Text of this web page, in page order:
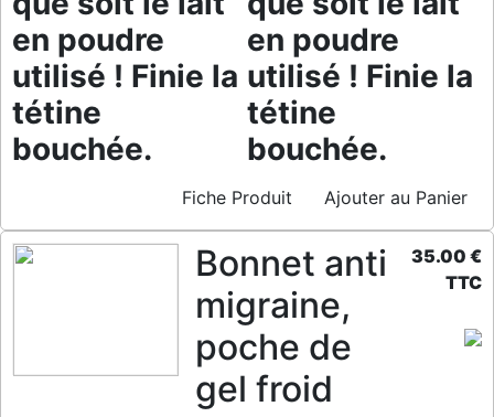
en poudre
utilisé ! Finie la
tétine
bouchée.
en poudre
utilisé ! Finie la
tétine
bouchée.
Fiche Produit Ajouter au Panier
Bonnet anti
migraine,
poche de
gel froid
35.00 €
TTC